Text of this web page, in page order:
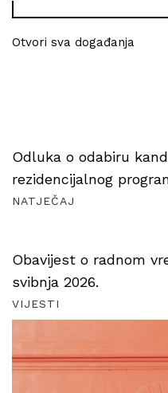
Otvori sva događanja
Odluka o odabiru
rezidencijalnog
NATJEČAJ
Obavijest o radnom
svibnja 2026.
VIJESTI